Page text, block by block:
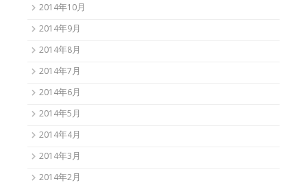
2014年10月
2014年9月
2014年8月
2014年7月
2014年6月
2014年5月
2014年4月
2014年3月
2014年2月